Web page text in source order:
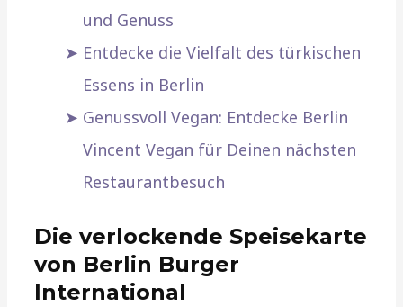
und Genuss
Entdecke die Vielfalt des türkischen
Essens in Berlin
Genussvoll Vegan: Entdecke Berlin
Vincent Vegan für Deinen nächsten
Restaurantbesuch
Die verlockende Speisekarte
von Berlin Burger
International